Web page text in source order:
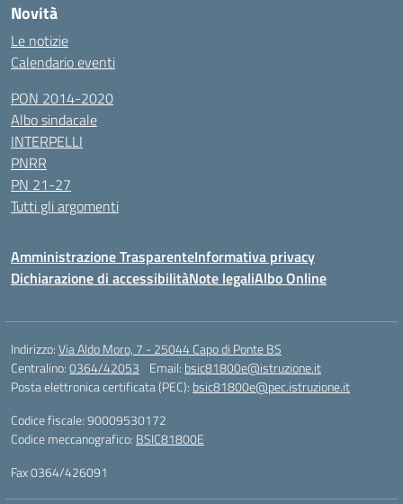
Novità
Le notizie
Calendario eventi
PON 2014-2020
Albo sindacale
INTERPELLI
PNRR
PN 21-27
Tutti gli argomenti
Amministrazione TrasparenteInformativa privacy
Dichiarazione di accessibilitàNote legaliAlbo Online
Indirizzo:Via Aldo Moro, 7 - 25044 Capo di Ponte BS
Centralino:0364/42053 Email: bsic81800e@istruzione.it
Posta elettronica certificata (PEC): bsic81800e@pec.istruzione.it
Codice fiscale: 90009530172
Codice meccanografico: BSIC81800E
Fax 0364/426091